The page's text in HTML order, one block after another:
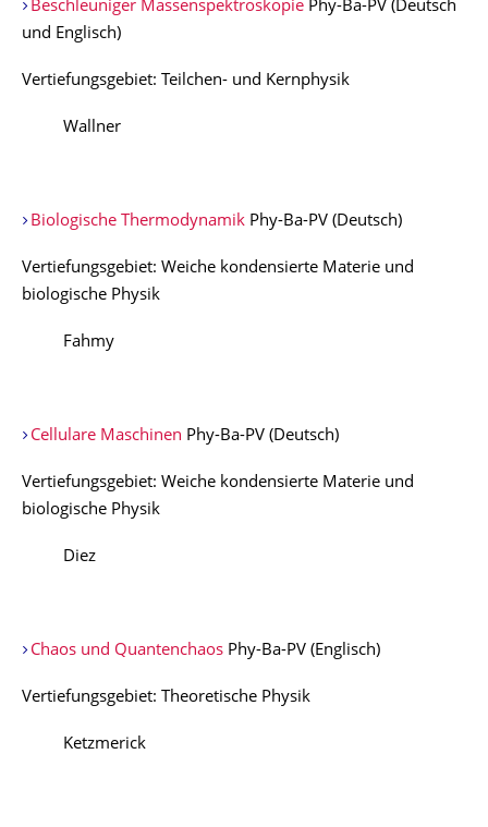
Beschleuniger Massenspektroskopie Phy-Ba-PV (Deutsch
und Englisch)
Vertiefungsgebiet: Teilchen- und Kernphysik
Wallner
Biologische Thermodynamik Phy-Ba-PV (Deutsch)
Vertiefungsgebiet: Weiche kondensierte Materie und
biologische Physik
Fahmy
Cellulare Maschinen Phy-Ba-PV (Deutsch)
Vertiefungsgebiet: Weiche kondensierte Materie und
biologische Physik
Diez
Chaos und Quantenchaos Phy-Ba-PV (Englisch)
Vertiefungsgebiet: Theoretische Physik
Ketzmerick